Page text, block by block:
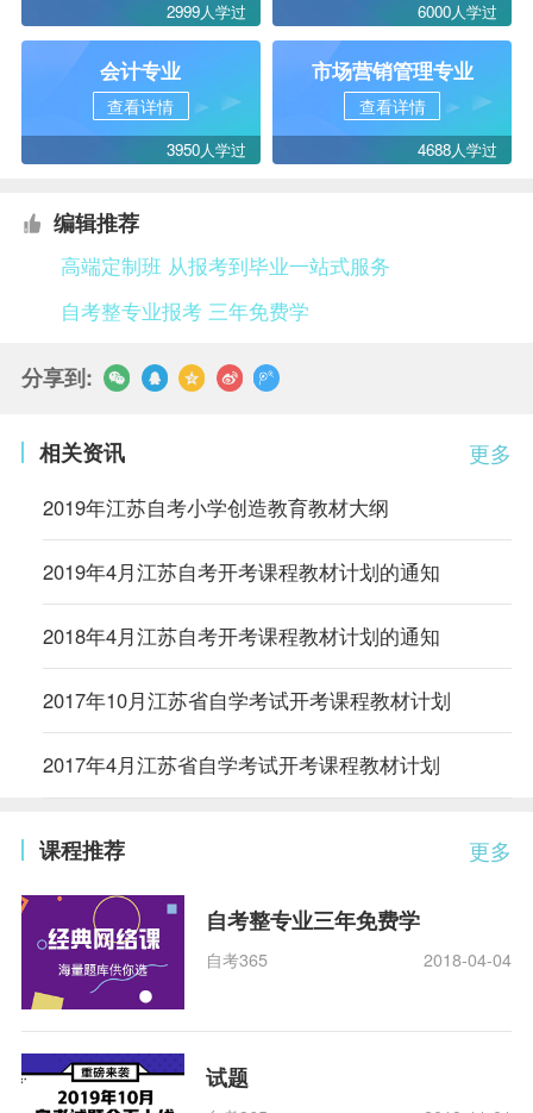
2999人学过 6000人学过
会计专业
查看详情
3950人学过
市场营销管理专业
查看详情
4688人学过
编辑推荐
高端定制班 从报考到毕业一站式服务
自考整专业报考 三年免费学
分享到:
更多
相关资讯
2019年江苏自考小学创造教育教材大纲
2019年4月江苏自考开考课程教材计划的通知
2018年4月江苏自考开考课程教材计划的通知
2017年10月江苏省自学考试开考课程教材计划
2017年4月江苏省自学考试开考课程教材计划
更多
课程推荐
自考整专业三年免费学
自考365 2018-04-04
试题